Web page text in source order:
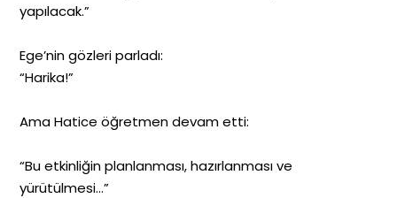
yapılacak.”
Ege’nin gözleri parladı:
“Harika!”
Ama Hatice öğretmen devam etti:
“Bu etkinliğin planlanması, hazırlanması ve
yürütülmesi…”